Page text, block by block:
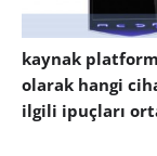
kaynak
olarak hangi
ilgili ipuçları